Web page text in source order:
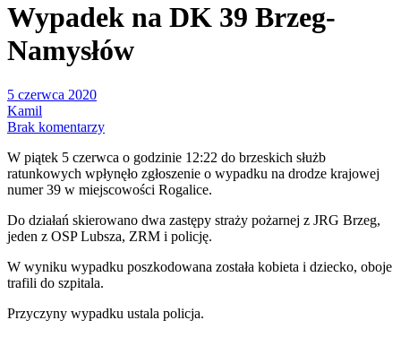
Wypadek na DK 39 Brzeg-
Namysłów
5 czerwca 2020
Kamil
Brak komentarzy
W piątek 5 czerwca o godzinie 12:22 do brzeskich służb
ratunkowych wpłynęło zgłoszenie o wypadku na drodze krajowej
numer 39 w miejscowości Rogalice.
Do działań skierowano dwa zastępy straży pożarnej z JRG Brzeg,
jeden z OSP Lubsza, ZRM i policję.
W wyniku wypadku poszkodowana została kobieta i dziecko, oboje
trafili do szpitala.
Przyczyny wypadku ustala policja.